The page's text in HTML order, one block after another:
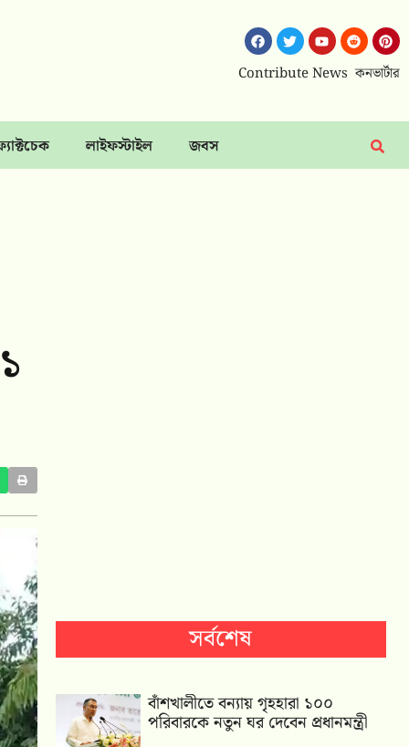
Contribute News কনভার্টার
লাইফস্টাইল জবস
সর্বশেষ
বাঁশখালীতে বন্যায় গৃহহারা ১০০
পরিবারকে নতুন ঘর দেবেন প্রধানমন্ত্রী